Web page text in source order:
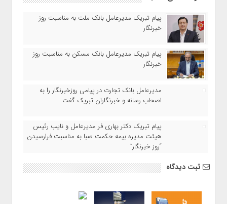
پیام تبریک مدیرعامل بانک ملت به مناسبت روز
خبرنگار
پیام تبریک مدیرعامل بانک مسکن به مناسبت روز
خبرنگار
مدیرعامل بانک تجارت در پیامی روزخبرنگار را به
اصحاب رسانه و خبرنگاران تبریک گفت
پیام تبریک دکتر بهاری فر مدیرعامل و نایب رئیس
هیئت مدیره بیمه حکمت صبا به مناسبت فرارسیدن
“روز خبرنگار”
ثبت دیدگاه